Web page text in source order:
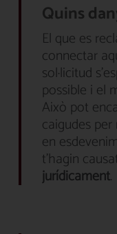
Quins
El que es
connectar
sol·licitud
possible i el
Això pot
caigudes
en
t'hagin
jurídicament.